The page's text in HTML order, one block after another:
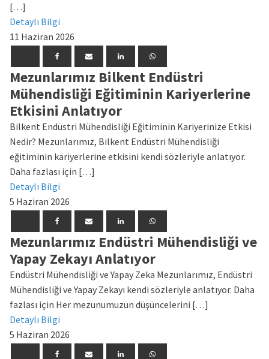
[…]
Detaylı Bilgi
11 Haziran 2026
Mezunlarımız Bilkent Endüstri
Mühendisliği Eğitiminin Kariyerlerine
Etkisini Anlatıyor
Bilkent Endüstri Mühendisliği Eğitiminin Kariyerinize Etkisi
Nedir? Mezunlarımız, Bilkent Endüstri Mühendisliği
eğitiminin kariyerlerine etkisini kendi sözleriyle anlatıyor.
Daha fazlası için […]
Detaylı Bilgi
5 Haziran 2026
Mezunlarımız Endüstri Mühendisliği ve
Yapay Zekayı Anlatıyor
Endüstri Mühendisliği ve Yapay Zeka Mezunlarımız, Endüstri
Mühendisliği ve Yapay Zekayı kendi sözleriyle anlatıyor. Daha
fazlası için Her mezunumuzun düşüncelerini […]
Detaylı Bilgi
5 Haziran 2026